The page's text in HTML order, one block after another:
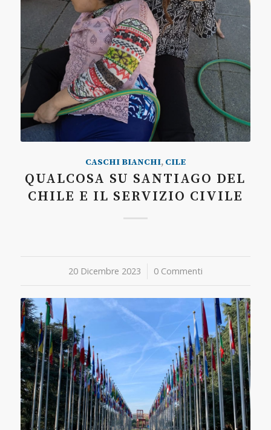
CASCHI BIANCHI, CILE
QUALCOSA SU SANTIAGO DEL
CHILE E IL SERVIZIO CIVILE
20 Dicembre 2023
/ 0 Commenti